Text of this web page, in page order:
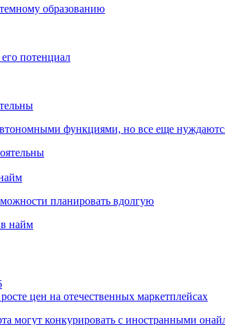
потенциал
функциями, но все еще
планировать вдолгую
цен на отечественных маркетплейсах
могут конкурировать с иностранными